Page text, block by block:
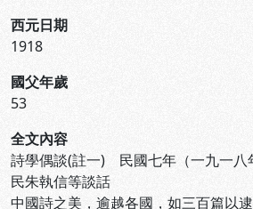
西元日期
1918
國父年歲
53
全文內容
詩學偶談(註一) 民國七年（一九一八
民朱執信等談話
中國詩之美，逾越各國，如三百篇以